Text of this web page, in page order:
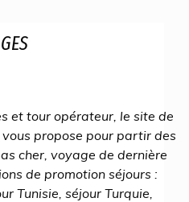
et tour opérateur, le site de
propose pour partir des
cher, voyage de dernière
de promotion séjours :
Tunisie, séjour Turquie,